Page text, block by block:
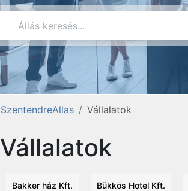
SzentendreAllas Vállalatok
Vállalatok
Bakker ház Kft. Bükkös Hotel Kft.